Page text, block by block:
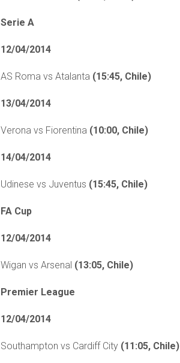
Serie A
12/04/2014
AS Roma vs Atalanta (15:45, Chile)
13/04/2014
Verona vs Fiorentina (10:00, Chile)
14/04/2014
Udinese vs Juventus (15:45, Chile)
FA Cup
12/04/2014
Wigan vs Arsenal (13:05, Chile)
Premier League
12/04/2014
Southampton vs Cardiff City (11:05, Chile)